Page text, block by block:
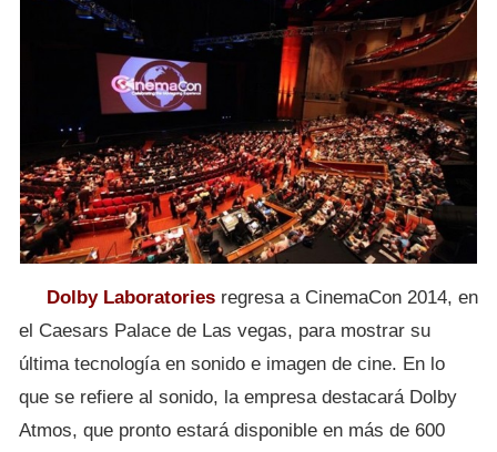
Dolby Laboratories regresa a CinemaCon 2014, en
el Caesars Palace de Las vegas, para mostrar su
última tecnología en sonido e imagen de cine. En lo
que se refiere al sonido, la empresa destacará Dolby
Atmos, que pronto estará disponible en más de 600